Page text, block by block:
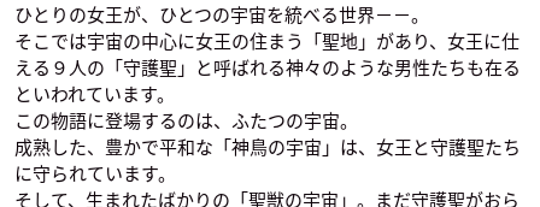
ひとりの女王が、ひとつの宇宙を統べる世界－－。
そこでは宇宙の中心に女王の住まう「聖地」があり、女王に仕
える９人の「守護聖」と呼ばれる神々のような男性たちも在る
といわれています。
この物語に登場するのは、ふたつの宇宙。
成熟した、豊かで平和な「神鳥の宇宙」は、女王と守護聖たち
に守られています。
そして、生まれたばかりの「聖獣の宇宙」。まだ守護聖がおら